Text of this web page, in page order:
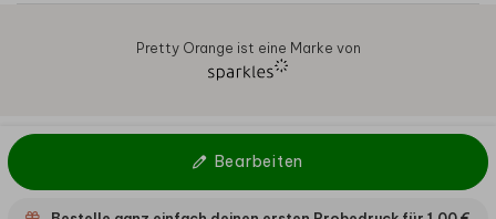
Bearbeiten
Pretty Orange ist eine Marke von
AGB Datenschutz Cookies Impressum © 2026